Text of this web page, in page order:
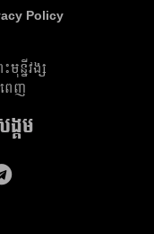
Policy
ន្នីវង្ស
េញ
គម